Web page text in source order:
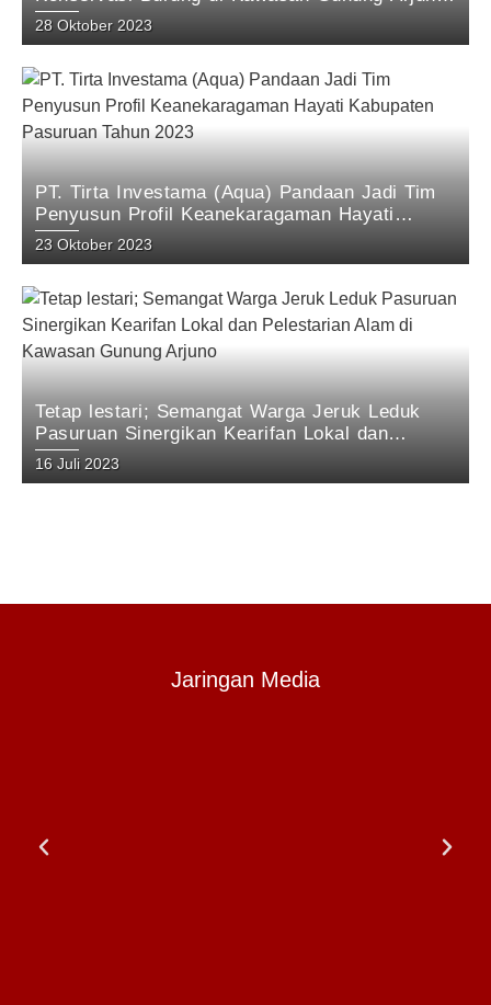
Pasuruan: Hasil Penelitian tim KEHATI Aqua
28 Oktober 2023
PT. Tirta Investama (Aqua) Pandaan Jadi Tim
Penyusun Profil Keanekaragaman Hayati
Kabupaten Pasuruan Tahun 2023
23 Oktober 2023
Tetap lestari; Semangat Warga Jeruk Leduk
Pasuruan Sinergikan Kearifan Lokal dan
Pelestarian Alam di Kawasan Gunung Arjuno
16 Juli 2023
Jaringan Media